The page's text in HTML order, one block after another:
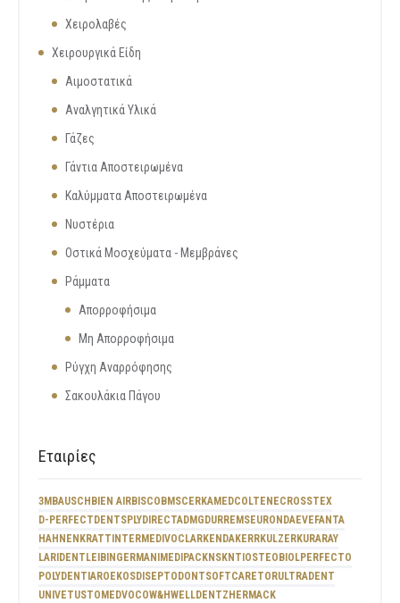
Χειρολαβές
Χειρουργικά Είδη
Αιμοστατικά
Αναλγητικά Υλικά
Γάζες
Γάντια Αποστειρωμένα
Καλύμματα Αποστειρωμένα
Νυστέρια
Οστικά Μοσχεύματα - Μεμβράνες
Ράμματα
Απορροφήσιμα
Μη Απορροφήσιμα
Ρύγχη Αναρρόφησης
Σακουλάκια Πάγου
Εταιρίες
3MBAUSCHBIEN AIRBISCOBMSCERKAMEDCOLTENECROSSTEX
D-PERFECTDENTSPLYDIRECTADMGDURREMSEURONDAEVEFANTA
HAHNENKRATTINTERMEDIVOCLARKENDAKERRKULZERKURARAY
LARIDENTLEIBINGERMANIMEDIPACKNSKNTIOSTEOBIOLPERFECTO
POLYDENTIAROEKOSDISEPTODONTSOFTCARETORULTRADENT
UNIVETUSTOMEDVOCOW&HWELLDENTZHERMACK